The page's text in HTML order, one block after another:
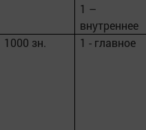
1 –
внутреннее
1000 зн. 1 - главное